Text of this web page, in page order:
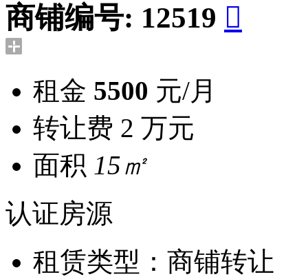
商铺编号: 12519 
租金 5500 元/月
转让费 2 万元
面积 15㎡
认证房源
租赁类型： 商铺转让